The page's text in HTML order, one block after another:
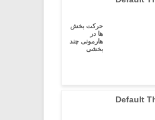
حرکت بخش
ها در
هارمونی چند
بخشی